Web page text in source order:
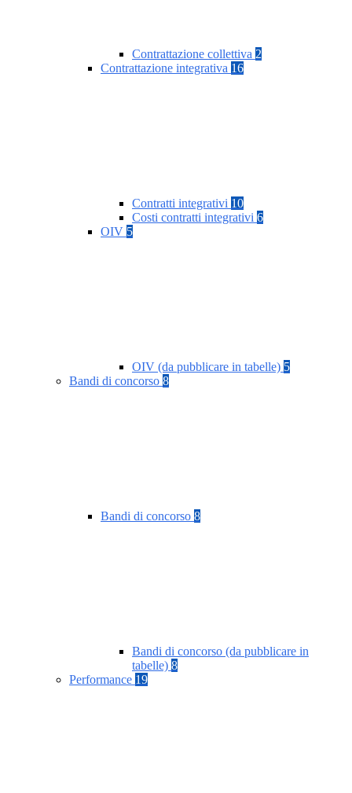
Contrattazione collettiva 2
Contrattazione integrativa 16
Contratti integrativi 10
Costi contratti integrativi 6
OIV 5
OIV (da pubblicare in tabelle) 5
Bandi di concorso 8
Bandi di concorso 8
Bandi di concorso (da pubblicare in
tabelle) 8
Performance 19